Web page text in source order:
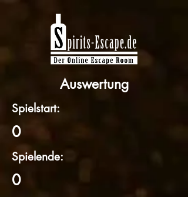
Auswertung
Spielstart:
0
Spielende:
0